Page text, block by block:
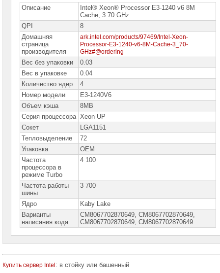
сетевое
оборудование
Активное
сетевое
оборудование
СХД
системы
хранения
данных
Компоненты
компьютеров
Компоненты
серверов
Серверные
платформы
Серверные
материнские
платы
процессоры
Описание
Intel® Xeon® Processor E3-1240 v6 8M
Cache, 3.70 GHz
QPI
8
Домашняя
страница
производителя
ark.intel.com/products/97469/Intel-Xeon-
Processor-E3-1240-v6-8M-Cache-3_70-
GHz#@ordering
Вес без упаковки
0.03
Вес в упаковке
0.04
Количество ядер
4
Номер модели
E3-1240V6
Объем кэша
8MB
Серия процессора Xeon UP
Сокет
LGA1151
Тепловыделение
72
Упаковка
OEM
Частота
процессора в
режиме Turbo
4 100
Частота работы
шины
3 700
Ядро
Kaby Lake
Варианты
написания кода
CM8067702870649, CM8067702870649,
СM8067702870649, СМ8067702870649
Купить сервер Intel : в стойку или башенный